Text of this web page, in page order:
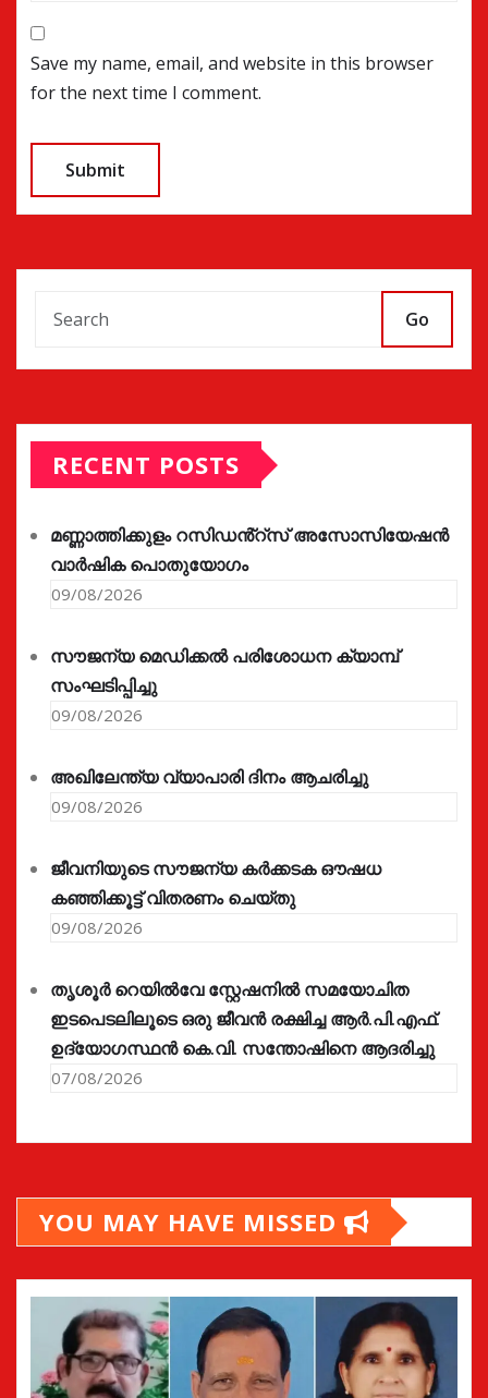
Save my name, email, and website in this browser
for the next time I comment.
Go
RECENT POSTS
മണ്ണാത്തിക്കുളം റസിഡൻ്റ്സ് അസോസിയേഷൻ
വാർഷിക പൊതുയോഗം
09/08/2026
സൗജന്യ മെഡിക്കൽ പരിശോധന ക്യാമ്പ്
സംഘടിപ്പിച്ചു
09/08/2026
അഖിലേന്ത്യ വ്യാപാരി ദിനം ആചരിച്ചു
09/08/2026
ജീവനിയുടെ സൗജന്യ കർക്കടക ഔഷധ
കഞ്ഞിക്കൂട്ട് വിതരണം ചെയ്തു
09/08/2026
തൃശൂർ റെയിൽവേ സ്റ്റേഷനിൽ സമയോചിത
ഇടപെടലിലൂടെ ഒരു ജീവൻ രക്ഷിച്ച ആർ.പി.എഫ്.
ഉദ്യോഗസ്ഥൻ കെ.വി. സന്തോഷിനെ ആദരിച്ചു
07/08/2026
YOU MAY HAVE MISSED